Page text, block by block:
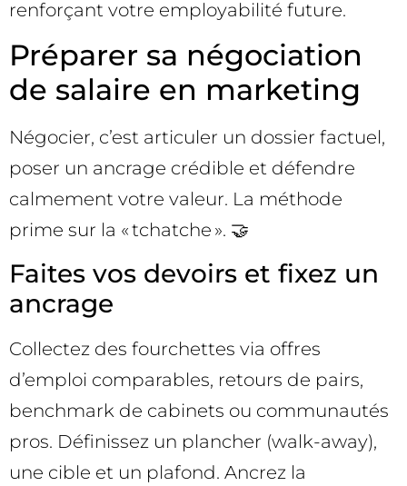
renforçant votre employabilité future.
Préparer sa négociation
de salaire en marketing
Négocier, c’est articuler un dossier factuel,
poser un ancrage crédible et défendre
calmement votre valeur. La méthode
prime sur la « tchatche ». 🤝
Faites vos devoirs et fixez un
ancrage
Collectez des fourchettes via offres
d’emploi comparables, retours de pairs,
benchmark de cabinets ou communautés
pros. Définissez un plancher (walk-away),
une cible et un plafond. Ancrez la